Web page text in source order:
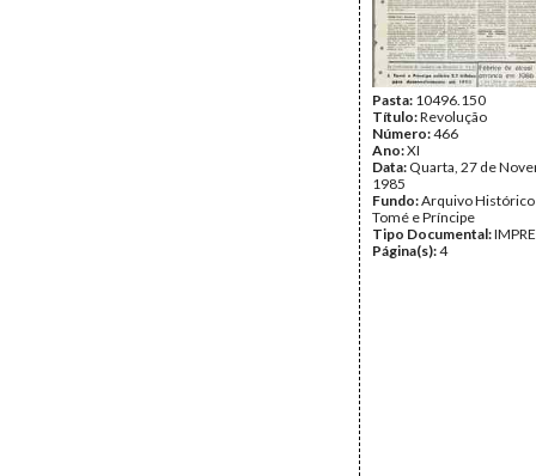
Pasta: 10496.150
Título:Revolução
Número:466
Ano:XI
Data: Quarta, 27 de
1985
Fundo:Arquivo Histórico
Tomé e Príncipe
Tipo Documental:
Página(s):4